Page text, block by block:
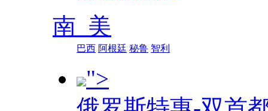
南 美
巴西 阿根廷 秘鲁 智利
">